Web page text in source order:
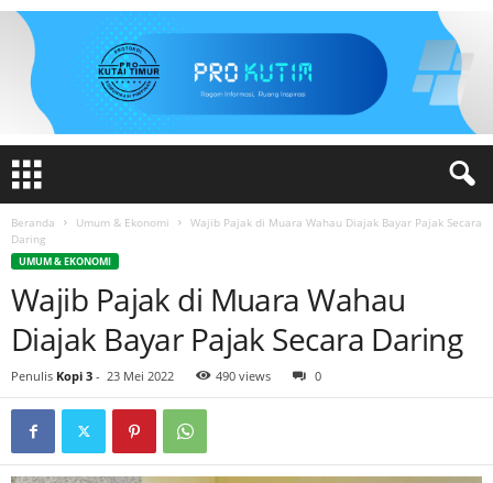
Beranda Umum & Ekonomi
Wajib Pajak di Muara Wahau Diajak Bayar Pajak Secara
Daring
UMUM & EKONOMI
Wajib Pajak di Muara Wahau
Diajak Bayar Pajak Secara Daring
Penulis Kopi 3 - 23 Mei 2022 490 views 0